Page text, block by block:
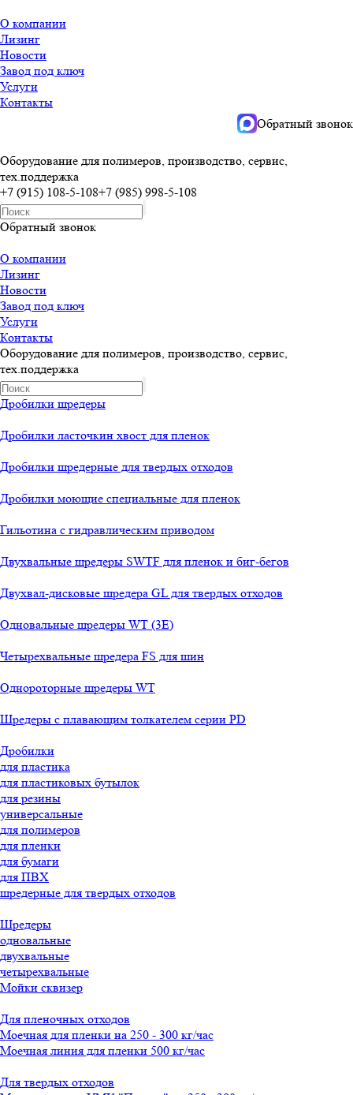
О компании
Лизинг
Новости
Завод под ключ
Услуги
Контакты
Обратный звонок
Оборудование для полимеров, производство, сервис,
тех.поддержка
+7 (915) 108-5-108+7 (985) 998-5-108
Обратный звонок
О компании
Лизинг
Новости
Завод под ключ
Услуги
Контакты
Оборудование для полимеров, производство, сервис,
тех.поддержка
Дробилки шредеры
Дробилки ласточкин хвост для пленок
Дробилки шредерные для твердых отходов
Дробилки моющие специальные для пленок
Гильотина с гидравлическим приводом
Двухвальные шредеры SWTF для пленок и биг-бегов
Двухвал-дисковые шредера GL для твердых отходов
Одновальные шредеры WT (3E)
Четырехвальные шредера FS для шин
Однороторные шредеры WT
Шредеры с плавающим толкателем серии PD
Дробилки
для пластика
для пластиковых бутылок
для резины
универсальные
для полимеров
для пленки
для бумаги
для ПВХ
шредерные для твердых отходов
Шредеры
одновальные
двухвальные
четырехвальные
Мойки сквизер
Для пленочных отходов
Моечная для пленки на 250 - 300 кг/час
Моечная линия для пленки 500 кг/час
Для твердых отходов